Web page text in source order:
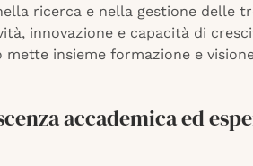
ricerca e nella gestione delle
innovazione e capacità di
insieme formazione e
accademica ed